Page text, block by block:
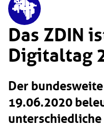
Das ZDIN
Digitaltag
Der
19.06.2020
unterschiedliche